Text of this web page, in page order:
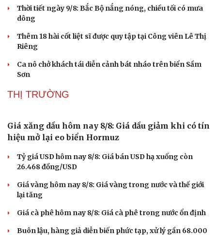
Sức khỏe
Dinh dưỡng - món ngon
Cây thuốc
Sản phụ khoa
Nam khoa
Đời sống
Blog
Thời tiết ngày 9/8: Bắc Bộ nắng nóng, chiều tối có mưa
dông
Thêm 18 hài cốt liệt sĩ được quy tập tại Công viên Lê Thị
Riêng
Ca nô chở khách tái diễn cảnh bát nháo trên biển Sầm
Sơn
THỊ TRƯỜNG
Giá xăng dầu hôm nay 8/8: Giá dầu giảm khi có tín